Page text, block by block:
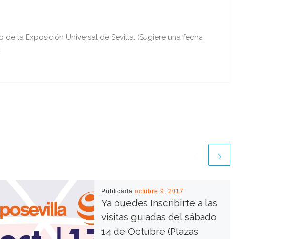
la Exposición Universal de Sevilla. (Sugiere una fecha
Publicada octubre 9, 2017
Ya puedes Inscribirte a las
visitas guiadas del sábado
14 de Octubre (Plazas